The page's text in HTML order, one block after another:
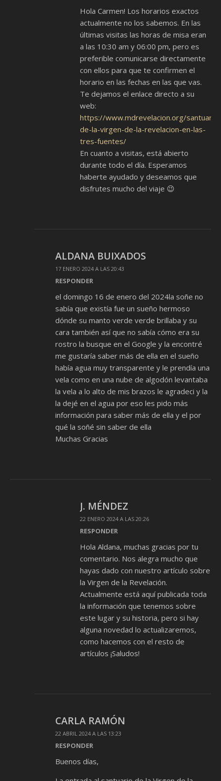
Hola Carmen! Los horarios exactos
actualmente no los sabemos. En las
últimas visitas las horas de misa eran
a las 10:30 am y 06:00 pm, pero es
preferible comunicarse directamente
con ellos para que te confirmen el
horario en las fechas en las que vas.
Te dejamos el enlace directo a su
web:
https://www.mdrevelacion.org/santuario-
de-la-virgen-de-la-revelacion-en-las-
tres-fuentes/
En cuanto a visitas, está abierto
durante todo el día. Esperamos
haberte ayudado y deseamos que
disfrutes mucho del viaje 😉
ALDANA BUIXADOS
17 ENERO 2024 A LAS 20:43
RESPONDER
el domingo 16 de enero del 2024la soñe no
sabía que existía fue un sueño hermoso
dónde su manto verde verde brillaba y su
cara también así que no sabía cómo era su
rostro la busque en el Google y la encontré
me gustaría saber más de ella en el sueño
había agua muy transparente y le prendía una
vela como en una nube de algodón levantaba
la vela a lo alto de mis brazos le agradeci y la
la dejé en el agua por eso les pido más
información para saber más de ella y el por
qué la soñé sin saber de ella
Muchas Gracias
J. MÉNDEZ
22 ENERO 2024 A LAS 20:26
RESPONDER
Hola Aldana, muchas gracias por tu
comentario. Nos alegra mucho que
hayas dado con nuestro artículo sobre
la Virgen de la Revelación.
Actualmente está aquí publicada toda
la información que tenemos sobre
este lugar y su historia, pero si hay
alguna novedad lo actualizaremos,
como hacemos con el resto de
artículos ¡Saludos!
CARLA RAMÓN
22 ABRIL 2024 A LAS 13:23
RESPONDER
Buenos días,